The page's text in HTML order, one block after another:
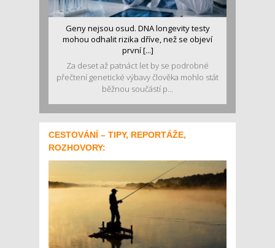
Geny nejsou osud. DNA longevity testy
mohou odhalit rizika dříve, než se objeví
první [...]
Za deset až patnáct let by se podrobné
přečtení genetické výbavy člověka mohlo stát
běžnou součástí p...
CESTOVÁNÍ – TIPY, REPORTÁŽE,
ROZHOVORY: